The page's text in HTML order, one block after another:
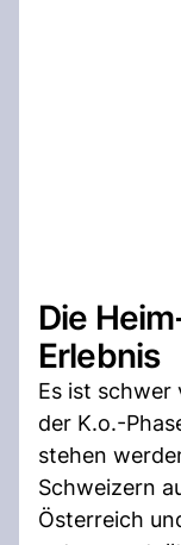
Die
Erlebnis
Es ist schwer
der K.o.-
stehen
Schweizern
Österreich